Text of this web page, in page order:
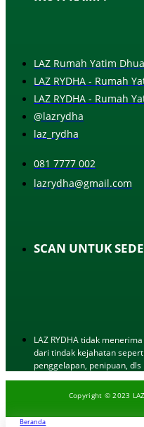
LAZ Rumah Yatim
LAZ RYDHA - Rumah
LAZ RYDHA - Rumah
@lazrydha
laz_rydha
081 7777 002
lazrydha@gmail.com
SCAN UNTUK
LAZ RYDHA tidak
dari tindak kejahatan
penggelapan, penipuan, dls
Copyright © 2023
Beranda